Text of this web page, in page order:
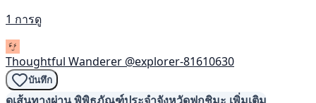
1 การดู
Thoughtful Wanderer @explorer-81610630
บันทึก